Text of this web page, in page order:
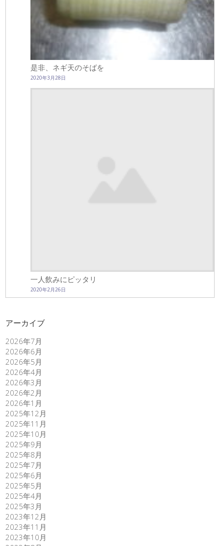
是非、ネギ天のそばを
2020年3月28日
一人飲みにピッタリ
2020年2月26日
アーカイブ
2026年7月
2026年6月
2026年5月
2026年4月
2026年3月
2026年2月
2026年1月
2025年12月
2025年11月
2025年10月
2025年9月
2025年8月
2025年7月
2025年6月
2025年5月
2025年4月
2025年3月
2023年12月
2023年11月
2023年10月